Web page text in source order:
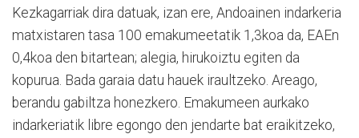
Kezkagarriak dira datuak, izan ere, Andoainen indarkeria
matxistaren tasa 100 emakumeetatik 1,3koa da, EAEn
0,4koa den bitartean; alegia, hirukoiztu egiten da
kopurua. Bada garaia datu hauek iraultzeko. Areago,
berandu gabiltza honezkero. Emakumeen aurkako
indarkeriatik libre egongo den jendarte bat eraikitzeko,